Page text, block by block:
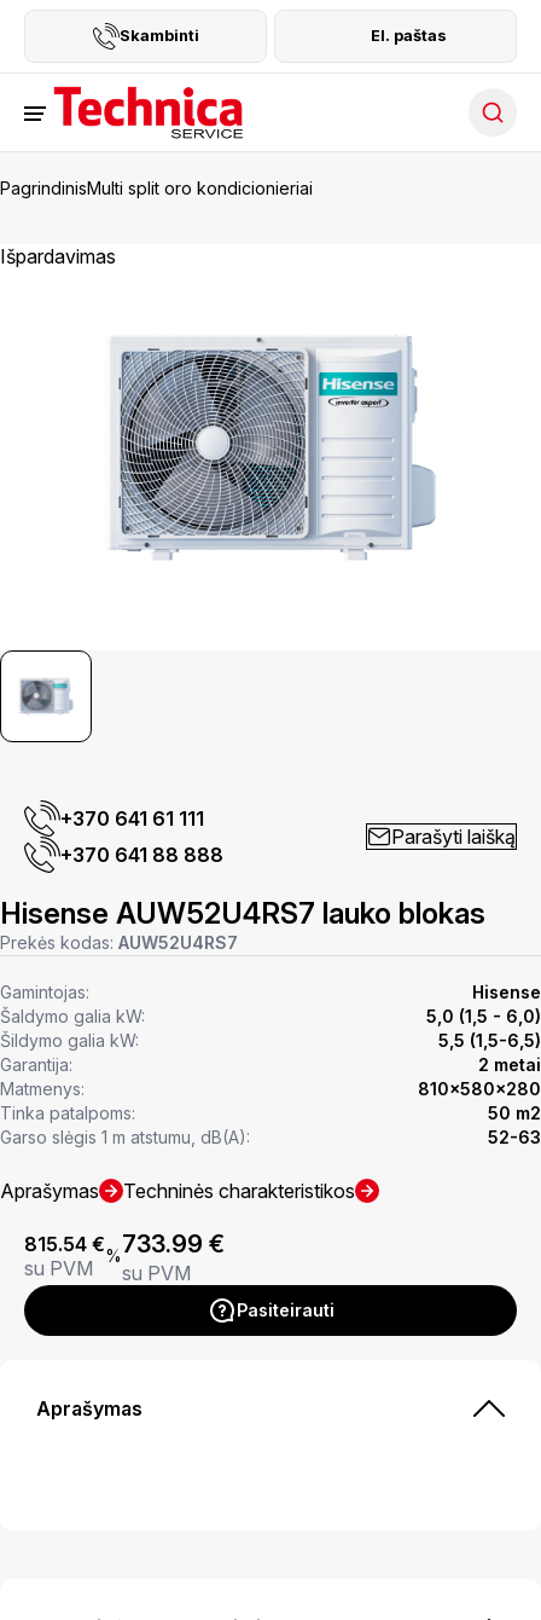
Skambinti El. paštas
PagrindinisMulti split oro kondicionieriai
Išpardavimas
+370 641 61 111
+370 641 88 888
Parašyti laišką
Hisense AUW52U4RS7 lauko blokas
Prekės kodas: AUW52U4RS7
Gamintojas:
Hisense
Šaldymo galia kW:
5,0 (1,5 - 6,0)
Šildymo galia kW:
5,5 (1,5-6,5)
Garantija:
2 metai
Matmenys:
810x580x280
Tinka patalpoms:
50 m2
Garso slėgis 1 m atstumu, dB(A):
52-63
Aprašymas Techninės charakteristikos
815.54 €
su PVM
%733.99 €
su PVM
Pasiteirauti
Aprašymas